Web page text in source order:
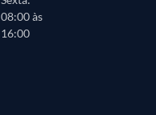
08:00 às
16:00